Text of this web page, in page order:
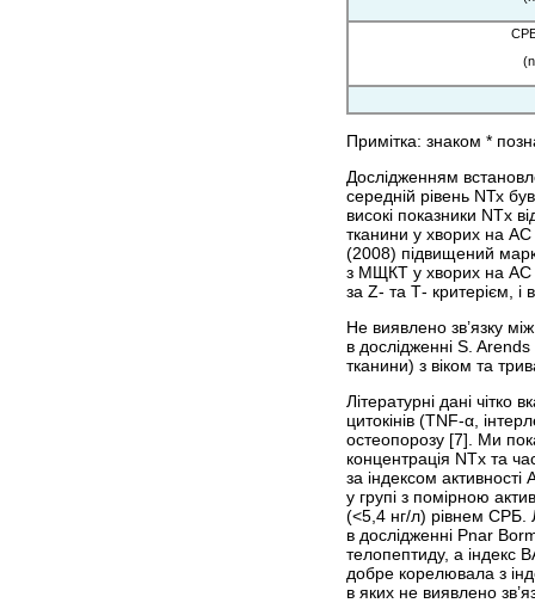
Примітка: знаком *
Дослідженням
середній рівень NТх
високі показники NTx
тканини у хворих на АС
(2008) підвищений
з МЩКТ у хворих на АС
за Z- та Т- критерієм, і
Не виявлено зв’язку
в дослідженні S. Arends
тканини) з віком та
Літературні дані
цитокінів (TNF-α,
остеопорозу [7]. Ми
концентрація NTx та
за індексом
у групі з помірною
(<5,4 нг/л) рівнем СРБ.
в дослідженні Pnar
телопептиду, а індекс
добре корелювала з
в яких не виявлено